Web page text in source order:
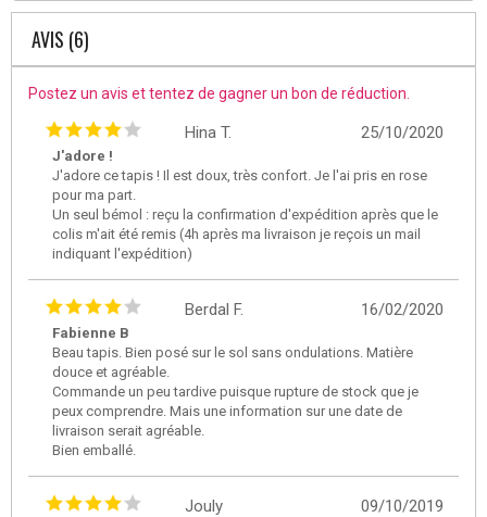
AVIS (6)
Postez un avis et tentez de gagner un bon de réduction.
25/10/2020
Hina T.
J'adore !
J'adore ce tapis ! Il est doux, très confort. Je l'ai pris en rose
pour ma part.
Un seul bémol : reçu la confirmation d'expédition après que le
colis m'ait été remis (4h après ma livraison je reçois un mail
indiquant l'expédition)
16/02/2020
Berdal F.
Fabienne B
Beau tapis. Bien posé sur le sol sans ondulations. Matière
douce et agréable.
Commande un peu tardive puisque rupture de stock que je
peux comprendre. Mais une information sur une date de
livraison serait agréable.
Bien emballé.
09/10/2019
Jouly